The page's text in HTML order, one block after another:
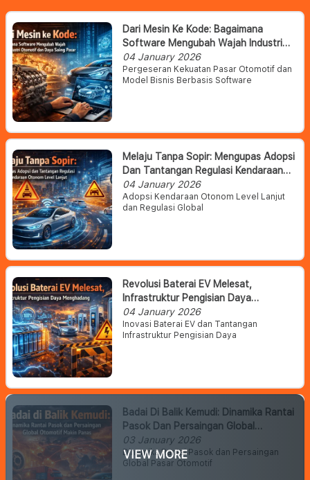
Dari Mesin Ke Kode: Bagaimana
Software Mengubah Wajah Industri
Otomotif Dan Daya Saing Pasar
04 January 2026
Pergeseran Kekuatan Pasar Otomotif dan
Model Bisnis Berbasis Software
Melaju Tanpa Sopir: Mengupas Adopsi
Dan Tantangan Regulasi Kendaraan
Otonom Level Lanjut
04 January 2026
Adopsi Kendaraan Otonom Level Lanjut
dan Regulasi Global
Revolusi Baterai EV Melesat,
Infrastruktur Pengisian Daya
Menghadang
04 January 2026
Inovasi Baterai EV dan Tantangan
Infrastruktur Pengisian Daya
Badai Di Balik Kemudi: Dinamika Rantai
Pasok Dan Persaingan Global
Otomotif Makin Panas
03 January 2026
Dinamika Rantai Pasok dan Persaingan
Global Pasar Otomotif
VIEW MORE